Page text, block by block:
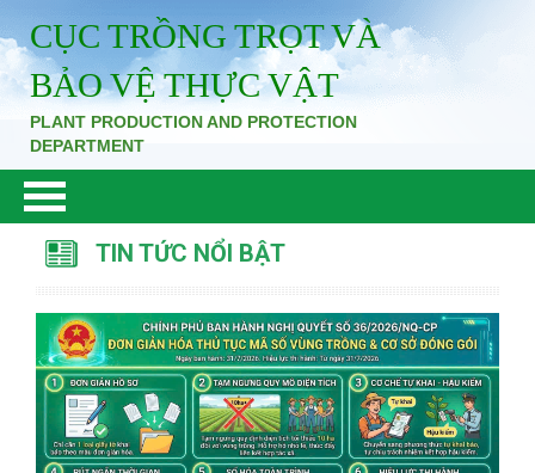
CỤC TRỒNG TRỌT VÀ
BẢO VỆ THỰC VẬT
PLANT PRODUCTION AND PROTECTION
DEPARTMENT
TIN TỨC NỔI BẬT